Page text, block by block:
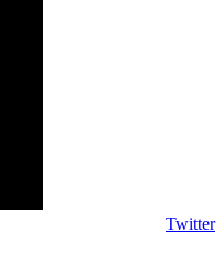
Twitter